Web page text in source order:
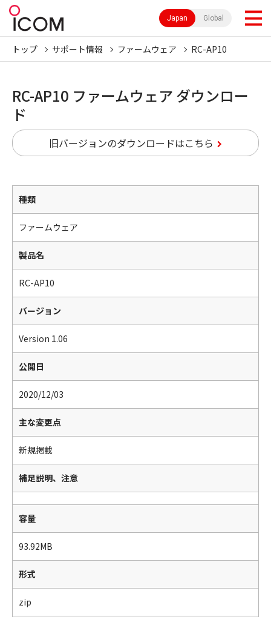
Japan Global
トップ サポート情報 ファームウェア RC-AP10
RC-AP10 ファームウェア ダウンロー
ド
旧バージョンのダウンロードはこちら
種類
ファームウェア
製品名
RC-AP10
バージョン
Version 1.06
公開日
2020/12/03
主な変更点
新規掲載
補足説明、注意
容量
93.92MB
形式
zip